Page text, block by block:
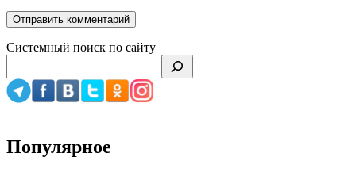
Системный поиск по сайту
Популярное